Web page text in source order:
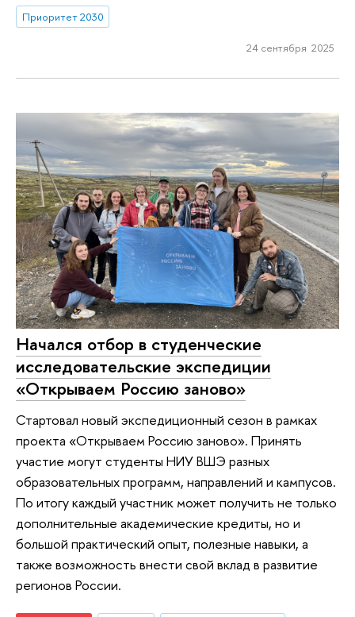
Приоритет 2030
24 сентября 2025
Начался отбор в студенческие
исследовательские экспедиции
«Открываем Россию заново»
Стартовал новый экспедиционный сезон в рамках
проекта «Открываем Россию заново». Принять
участие могут студенты НИУ ВШЭ разных
образовательных программ, направлений и кампусов.
По итогу каждый участник может получить не только
дополнительные академические кредиты, но и
большой практический опыт, полезные навыки, а
также возможность внести свой вклад в развитие
регионов России.